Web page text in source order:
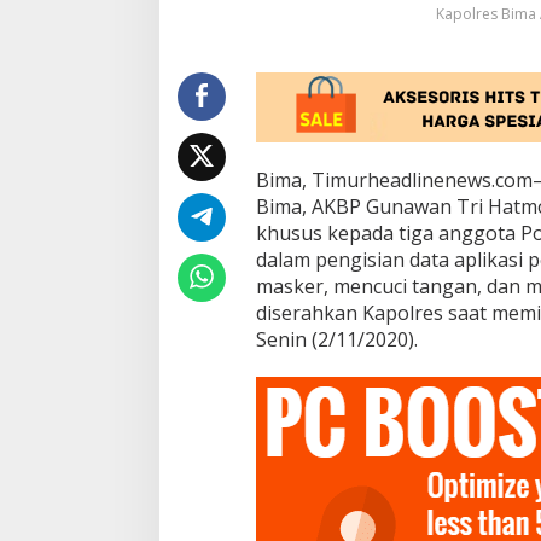
Kapolres Bima
Bima,
Bima, AKBP Gunawan Tri
khusus kepada tiga anggota
dalam pengisian data aplikasi
masker, mencuci tangan, dan
diserahkan Kapolres saat
Senin (2/11/2020).